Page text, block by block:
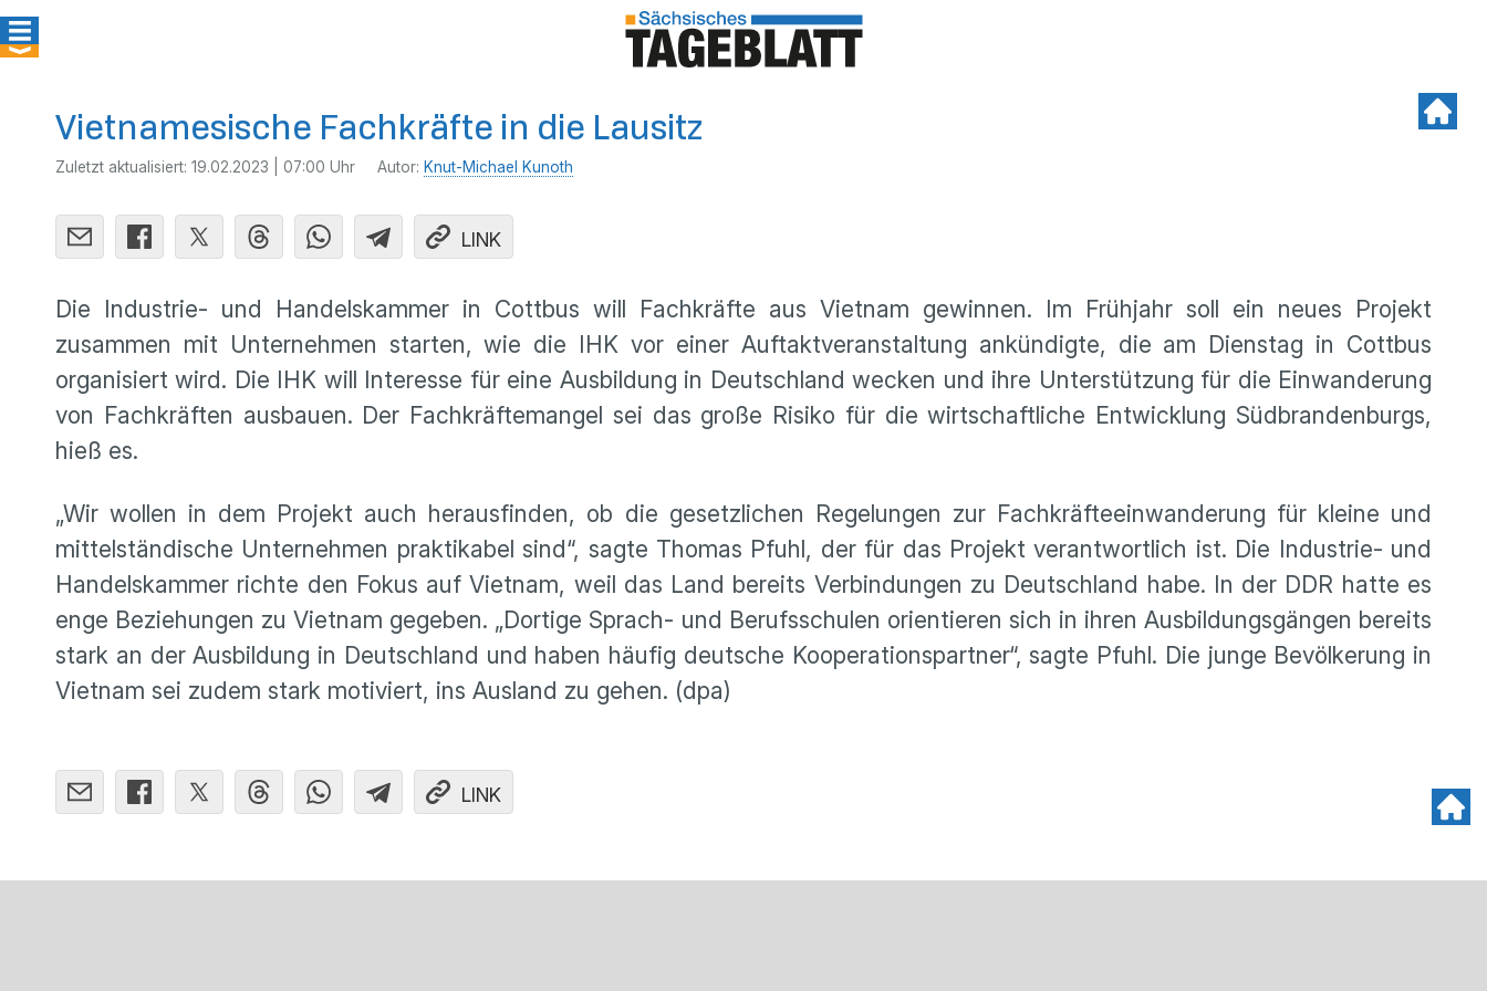
Vietnamesische Fachkräfte in die Lausitz
Zuletzt aktualisiert: 19.02.2023 | 07:00 Uhr Autor: Knut-Michael Kunoth
LINK
Die Industrie- und Handelskammer in Cottbus will Fachkräfte aus Vietnam gewinnen. Im Frühjahr soll ein neues Projekt
zusammen mit Unternehmen starten, wie die IHK vor einer Auftaktveranstaltung ankündigte, die am Dienstag in Cottbus
organisiert wird. Die IHK will Interesse für eine Ausbildung in Deutschland wecken und ihre Unterstützung für die Einwanderung
von Fachkräften ausbauen. Der Fachkräftemangel sei das große Risiko für die wirtschaftliche Entwicklung Südbrandenburgs,
hieß es.
„Wir wollen in dem Projekt auch herausfinden, ob die gesetzlichen Regelungen zur Fachkräfteeinwanderung für kleine und
mittelständische Unternehmen praktikabel sind“, sagte Thomas Pfuhl, der für das Projekt verantwortlich ist. Die Industrie- und
Handelskammer richte den Fokus auf Vietnam, weil das Land bereits Verbindungen zu Deutschland habe. In der DDR hatte es
enge Beziehungen zu Vietnam gegeben. „Dortige Sprach- und Berufsschulen orientieren sich in ihren Ausbildungsgängen bereits
stark an der Ausbildung in Deutschland und haben häufig deutsche Kooperationspartner“, sagte Pfuhl. Die junge Bevölkerung in
Vietnam sei zudem stark motiviert, ins Ausland zu gehen. (dpa)
LINK